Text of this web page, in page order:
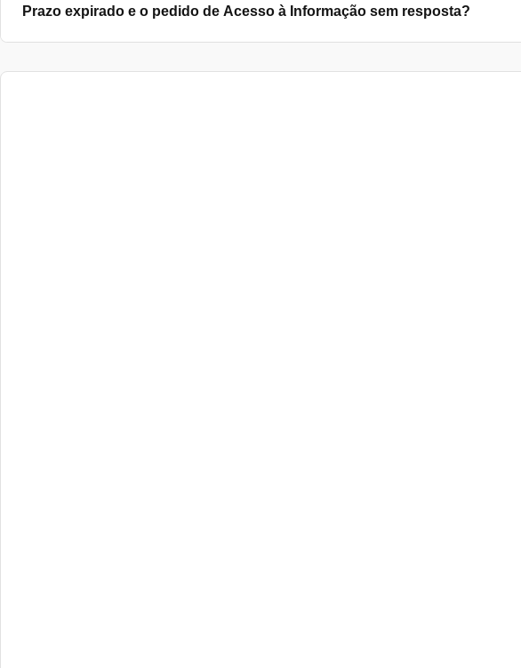
Prazo expirado e o pedido de Acesso à Informação sem resposta?